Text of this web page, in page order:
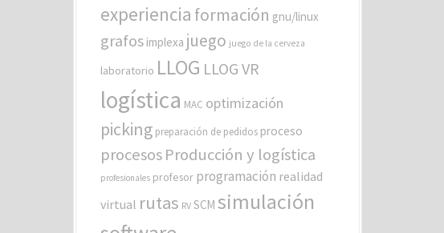
s
experiencia formación gnu/linux
grafos implexa juego juego de la cerveza
laboratorio LLOG LLOG VR
logística MAC optimización
picking preparación de pedidos proceso
procesosProducción y logística
profesionales profesor programación realidad
virtual rutas RV SCM simulación